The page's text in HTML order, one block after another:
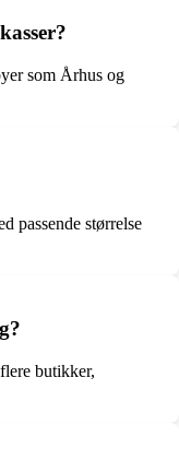
som Århus og
passende størrelse
butikker,